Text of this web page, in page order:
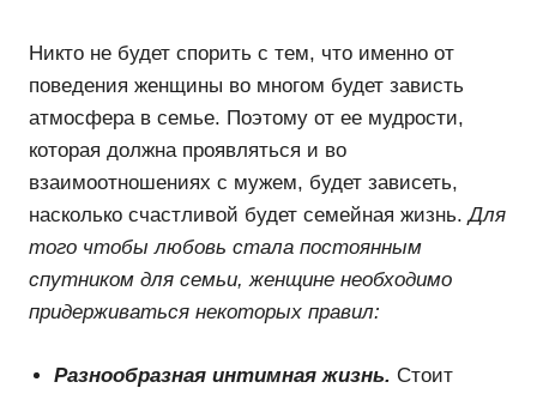
Никто не будет спорить с тем, что именно от
поведения женщины во многом будет зависть
атмосфера в семье. Поэтому от ее мудрости,
которая должна проявляться и во
взаимоотношениях с мужем, будет зависеть,
насколько счастливой будет семейная жизнь.Для
того чтобы любовь стала постоянным
спутником для семьи, женщине необходимо
придерживаться некоторых правил:
Разнообразная интимная жизнь. Стоит